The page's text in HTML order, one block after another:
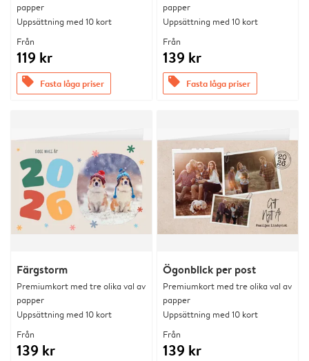
papper
Uppsättning med 10 kort
Från
119 kr
offers Fasta låga priser
papper
Uppsättning med 10 kort
Från
139 kr
offers Fasta låga priser
Färgstorm
Premiumkort med tre olika val av
papper
Uppsättning med 10 kort
Från
139 kr
Ögonblick per post
Premiumkort med tre olika val av
papper
Uppsättning med 10 kort
Från
139 kr